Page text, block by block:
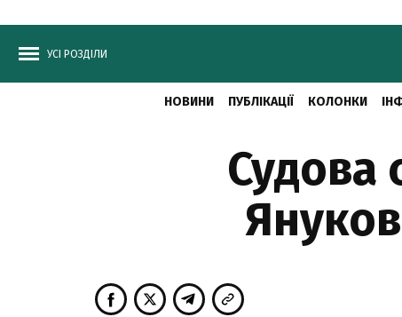
УСІ РОЗДІЛИ
НОВИНИ ПУБЛІКАЦІЇ КОЛОНКИ
Судова